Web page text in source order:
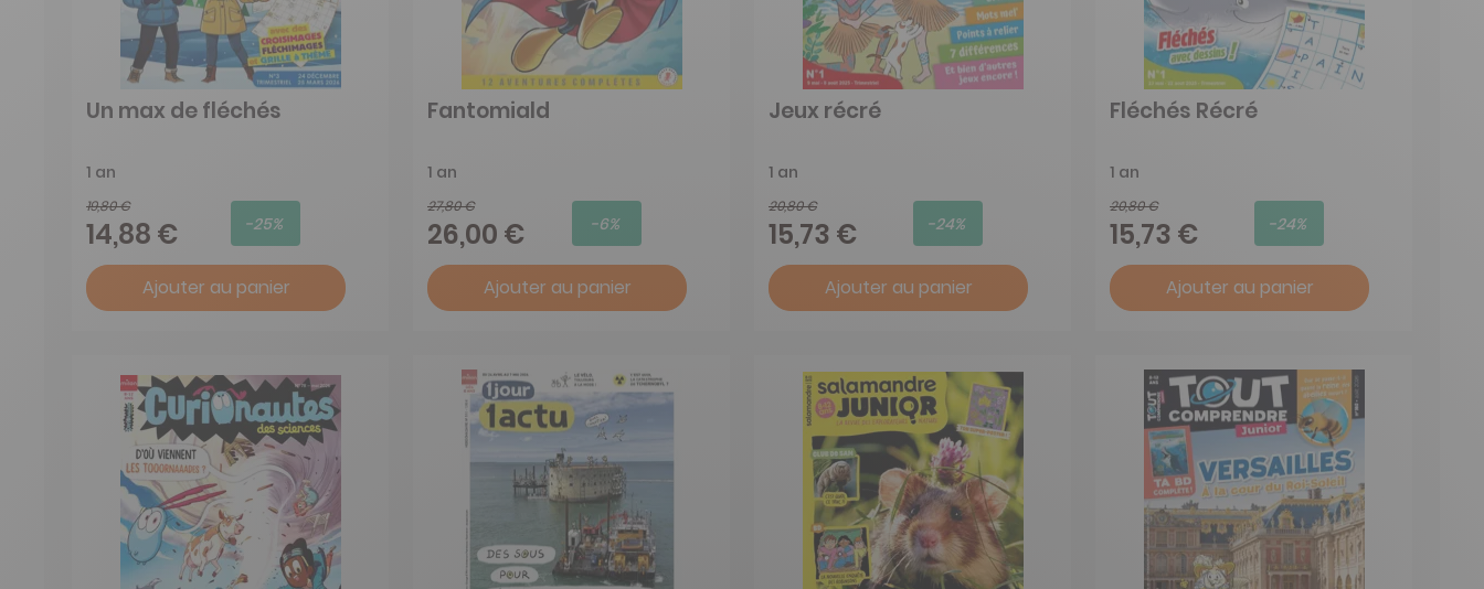
Un max de fléchés
1 an
19,80 €
14,88 € -25%
Ajouter au panier
Fantomiald
1 an
27,80 €
26,00 € -6%
Ajouter au panier
Jeux récré
1 an
20,80 €
15,73 € -24%
Ajouter au panier
Fléchés Récré
1 an
20,80 €
15,73 € -24%
Ajouter au panier